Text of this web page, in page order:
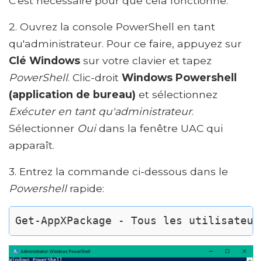
2. Ouvrez la console PowerShell en tant
qu'administrateur. Pour ce faire, appuyez sur
Clé Windows sur votre clavier et tapez
PowerShell. Clic-droit Windows Powershell
(application de bureau) et sélectionnez
Exécuter en tant qu'administrateur.
Sélectionner Ouidans la fenêtre UAC qui
apparaît.
3. Entrez la commande ci-dessous dans le
Powershellrapide:
Get-AppXPackage - Tous les